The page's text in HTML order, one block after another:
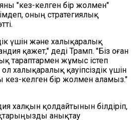
"кез-келген бір жолмен"
оның стратегиялық
үшін және халықаралық
қажет," деді Трамп. "Біз оған
тараптармен жұмыс істеп
халықаралық қауіпсіздік үшін
кез-келген бір жолмен аламыз."
халқын қолдайтынын білдіріп,
анықтау